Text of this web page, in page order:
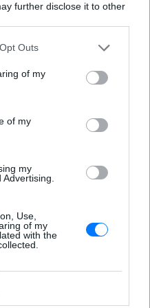
further disclose it to other
Outs
of my
of my
my
Use,
of my
with the
βίντεο από
των 7,1R στην Ιαπωνία
ΏΡΕΣ
ιαπωνικά μέσα ενημέρωσης,
της 28ης Ιουλίου, ωστόσο
με επιτυχία